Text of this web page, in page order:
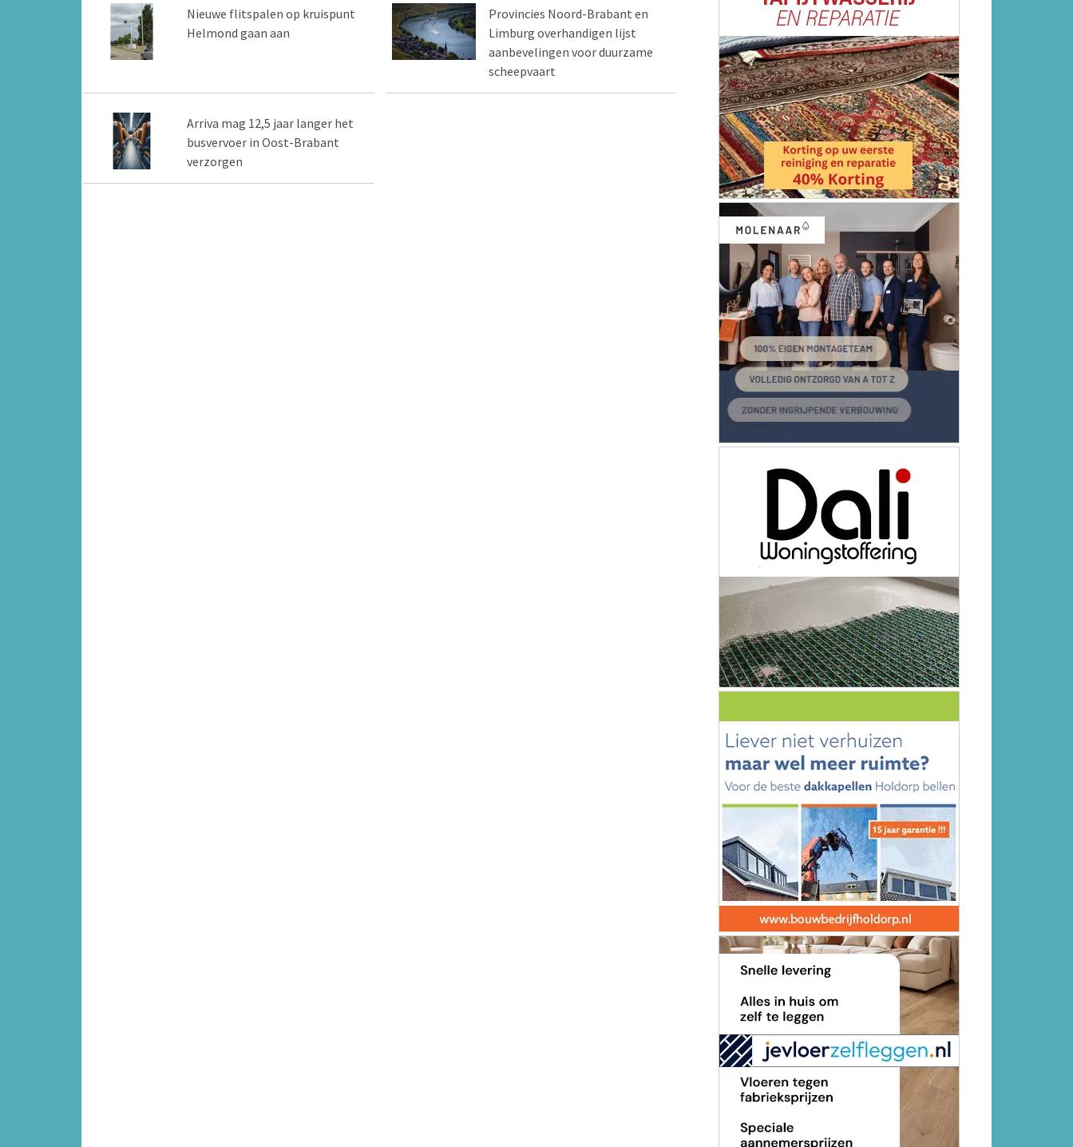
Nieuwe flitspalen op kruispunt
Helmond gaan aan
Provincies Noord-Brabant en
Limburg overhandigen lijst
aanbevelingen voor duurzame
scheepvaart
Arriva mag 12,5 jaar langer het
busvervoer in Oost-Brabant
verzorgen